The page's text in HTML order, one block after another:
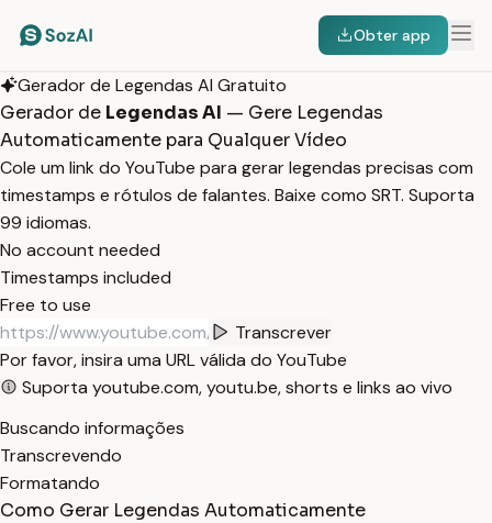
Obter app
Gerador de Legendas AI Gratuito
Gerador de Legendas AI — Gere Legendas
Automaticamente para Qualquer Vídeo
Cole um link do YouTube para gerar legendas precisas com
timestamps e rótulos de falantes. Baixe como SRT. Suporta
99 idiomas.
No account needed
Timestamps included
Free to use
Transcrever
Por favor, insira uma URL válida do YouTube
Suporta youtube.com, youtu.be, shorts e links ao vivo
Buscando informações
Transcrevendo
Formatando
Como Gerar Legendas Automaticamente